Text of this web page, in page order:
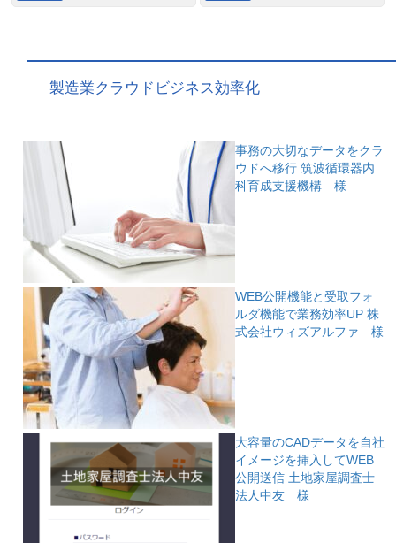
製造業クラウドビジネス効率化
事務の大切なデータをクラ
ウドへ移行筑波循環器内
科育成支援機構 様
WEB公開機能と受取フォ
ルダ機能で業務効率UP株
式会社ウィズアルファ 様
大容量のCADデータを自社
イメージを挿入してWEB
公開送信 土地家屋調査士
法人中友 様